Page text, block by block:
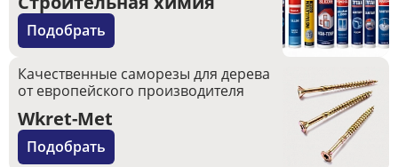
Подобрать
Качественные саморезы для дерева
от европейского производителя
Wkret-Met
Подобрать